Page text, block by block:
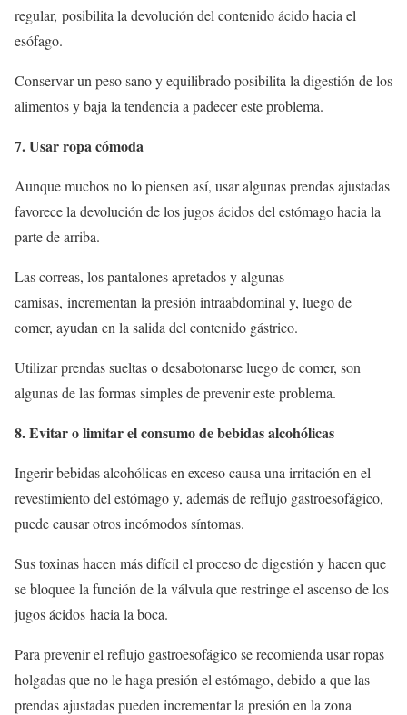
regular, posibilita la devolución del contenido ácido hacia el
esófago.
Conservar un peso sano y equilibrado posibilita la digestión de los
alimentos y baja la tendencia a padecer este problema.
7. Usar ropa cómoda
Aunque muchos no lo piensen así, usar algunas prendas ajustadas
favorece la devolución de los jugos ácidos del estómago hacia la
parte de arriba.
Las correas, los pantalones apretados y algunas
camisas, incrementan la presión intraabdominal y, luego de
comer, ayudan en la salida del contenido gástrico.
Utilizar prendas sueltas o desabotonarse luego de comer, son
algunas de las formas simples de prevenir este problema.
8. Evitar o limitar el consumo de bebidas alcohólicas
Ingerir bebidas alcohólicas en exceso causa una irritación en el
revestimiento del estómago y, además de reflujo gastroesofágico,
puede causar otros incómodos síntomas.
Sus toxinas hacen más difícil el proceso de digestión y hacen que
se bloquee la función de la válvula que restringe el ascenso de los
jugos ácidos hacia la boca.
Para prevenir el reflujo gastroesofágico se recomienda usar ropas
holgadas que no le haga presión el estómago, debido a que las
prendas ajustadas pueden incrementar la presión en la zona